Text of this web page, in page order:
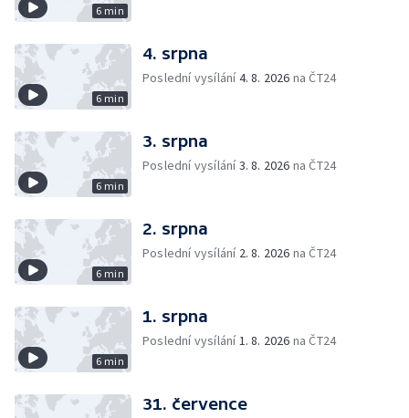
6 min
6 min
4. srpna
Poslední vysílání4. 8. 2026 na ČT24
6 min
3. srpna
Poslední vysílání3. 8. 2026 na ČT24
6 min
2. srpna
Poslední vysílání 2. 8. 2026 na ČT24
6 min
1. srpna
Poslední vysílání1. 8. 2026 na ČT24
31. července